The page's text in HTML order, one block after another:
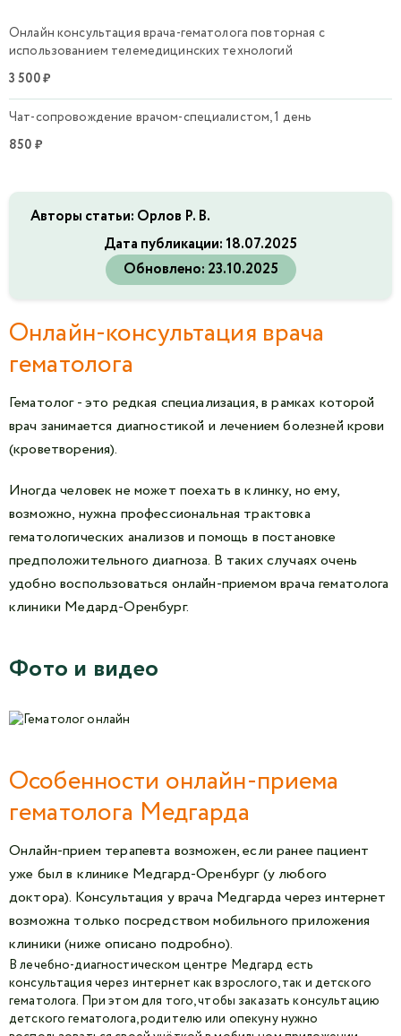
Онлайн консультация врача-гематолога повторная с
использованием телемедицинских технологий
3 500 ₽
Чат-сопровождение врачом-специалистом, 1 день
850 ₽
Авторы статьи: Орлов Р. В.
Дата публикации:18.07.2025
Обновлено: 23.10.2025
Онлайн-консультация врача
гематолога
Гематолог - это редкая специализация, в рамках которой
врач занимается диагностикой и лечением болезней крови
(кроветворения).
Иногда человек не может поехать в клинку, но ему,
возможно, нужна профессиональная трактовка
гематологических анализов и помощь в постановке
предположительного диагноза. В таких случаях очень
удобно воспользоваться онлайн-приемом врача гематолога
клиники Медард-Оренбург.
Фото и видео
Особенности онлайн-приема
гематолога Медгарда
Онлайн-прием терапевта возможен, если ранее пациент
уже был в клинике Медгард-Оренбург (у любого
доктора). Консультация у врача Медгарда через интернет
возможна только посредством мобильного приложения
клиники (ниже описано подробно).
В лечебно-диагностическом центре Медгард есть
консультация через интернет как взрослого, так и детского
гематолога. При этом для того, чтобы заказать консультацию
детского гематолога, родителю или опекуну нужно